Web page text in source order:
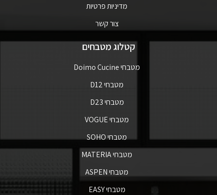
מדיניות פרטיות
צור קשר
קטלוג מטבחים
מטבחי Doimo Cucine
מטבחי D12
מטבחי D23
מטבחי VOGUE
מטבחי SOHO
מטבחי MATERIA
מטבחי ASPEN
מטבחי EASY